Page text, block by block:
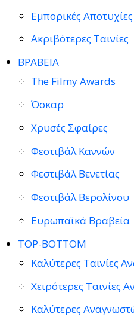
Εμπορικές Αποτυχίες
Ακριβότερες Ταινίες
ΒΡΑΒΕΙΑ
The Filmy Awards
Όσκαρ
Χρυσές Σφαίρες
Φεστιβάλ Καννών
Φεστιβάλ Βενετίας
Φεστιβάλ Βερολίνου
Ευρωπαϊκά Βραβεία
TOP-BOTTOM
Καλύτερες Ταινίες
Χειρότερες Ταινίες
Καλύτερες